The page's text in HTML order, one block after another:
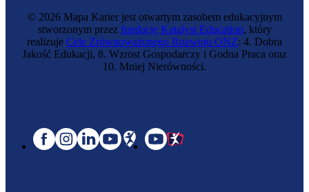
© 2026 Mapa Karier jest otwartym zasobem edukacyjnym
stworzonym przez fundację Katalyst Education, który
realizuje Cele Zrównoważonego Rozwoju ONZ: 4. Dobra
Jakość Edukacji, 8. Wzrost Gospodarczy i Godna Praca oraz
10. Mniej Nierówności.